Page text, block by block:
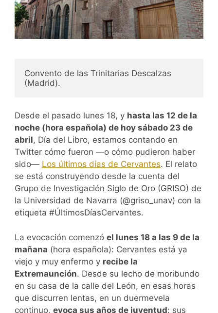
Convento de las Trinitarias Descalzas
(Madrid).
Desde el pasado lunes 18, y hasta las 12 de la
noche (hora española) de hoy sábado 23 de
abril, Día del Libro, estamos contando en
Twitter cómo fueron —o cómo pudieron haber
sido— Los últimos días de Cervantes. El relato
se está construyendo desde la cuenta del
Grupo de Investigación Siglo de Oro (GRISO) de
la Universidad de Navarra (@griso_unav) con la
etiqueta #ÚltimosDíasCervantes.
La evocación comenzó el lunes 18 a las 9 de la
mañana (hora española): Cervantes está ya
viejo y muy enfermo y recibe la
Extremaunción. Desde su lecho de moribundo
en su casa de la calle del León, en esas horas
que discurren lentas, en un duermevela
continuo, evoca sus años de juventud: sus